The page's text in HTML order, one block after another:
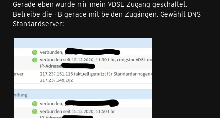
Gerade eben wurde mir mein VDSL Zugang geschaltet.
Betreibe die FB gerade mit beiden Zugängen. Gewählt DNS
Standardserver: